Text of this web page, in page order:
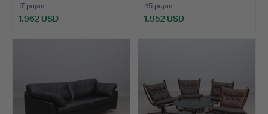
17 pujas
1.962 USD
45 pujas
1.952 USD